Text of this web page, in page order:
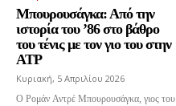
Μπουρουσάγκα: Από την
ιστορία του ’86 στο βάθρο
του τένις με τον γιο του στην
ATP
Κυριακή, 5 Απριλίου 2026
Ο Ρομάν Αντρέ Μπουρουσάγκα, γιος του